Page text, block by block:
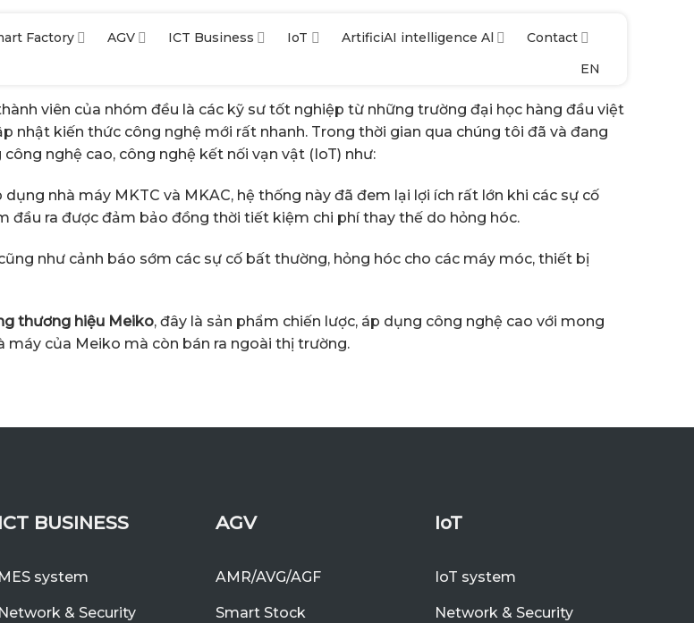
Factory AGV ICT Business IoT ArtificiAI intelligence Al
Contact
EN
viên của nhóm đều là các kỹ sư tốt nghiệp từ những trường đại học hàng đầu việt
nhật kiến thức công nghệ mới rất nhanh. Trong thời gian qua chúng tôi đã và đang
nghệ cao, công nghệ kết nối vạn vật (IoT) như:
nhà máy MKTC và MKAC, hệ thống này đã đem lại lợi ích rất lớn khi các sự cố
đầu ra được đảm bảo đồng thời tiết kiệm chi phí thay thế do hỏng hóc.
như cảnh báo sớm các sự cố bất thường, hỏng hóc cho các máy móc, thiết bị
thương hiệu Meiko, đây là sản phẩm chiến lược, áp dụng công nghệ cao với mong
của Meiko mà còn bán ra ngoài thị trường.
ICT BUSINESS
MES system
Network & Security
AGV
AMR/AVG/AGF
Smart Stock
IoT
IoT system
Network & Security